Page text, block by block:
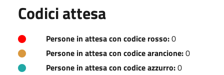
Codici attesa
Persone in attesa con codice rosso:0
Persone in attesa con codice arancione:0
Persone in attesa con codice azzurro:0